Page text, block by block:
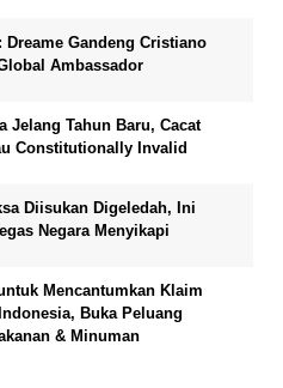
Gandeng Cristiano
Ambassador
Jelang Tahun Baru, Cacat
Constitutionally Invalid
Diisukan Digeledah, Ini
Negara Menyikapi
Mencantumkan Klaim
Buka Peluang
& Minuman